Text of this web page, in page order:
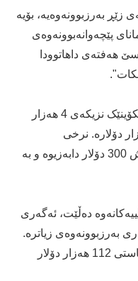
زێڕ بەرزبوونەوەیە، بۆیە
پێچەوانەبوونەوەی
هەفتەی داهاتوودا
لە دوو رۆژی رابردوودا نرخی هەر بیتکۆینێک نزیکەی 4 هەزار
و بە کەمتر لە 114 هەزار دۆلارە. نرخی
ئیسیریۆمی دووەم گەورەترین دراویش 300 دۆلار دابەزیوە و بە
دەڵێت، ئەگەری
بەرزبوونەوەی زیاترە.
بۆ ئێستا، دوور نییە نرخی بیتکۆین بۆ ئاستی 112 هەزار دۆلار